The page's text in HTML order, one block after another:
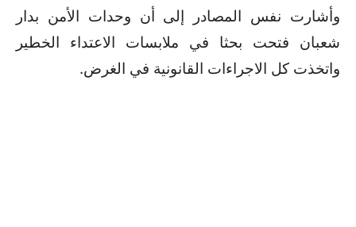
وأشارت نفس المصادر إلى أن وحدات الأمن بدار
شعبان فتحت بحثا في ملابسات الاعتداء الخطير
واتخذت كل الاجراءات القانونية في الغرض.